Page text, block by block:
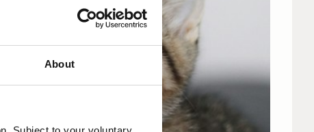
About